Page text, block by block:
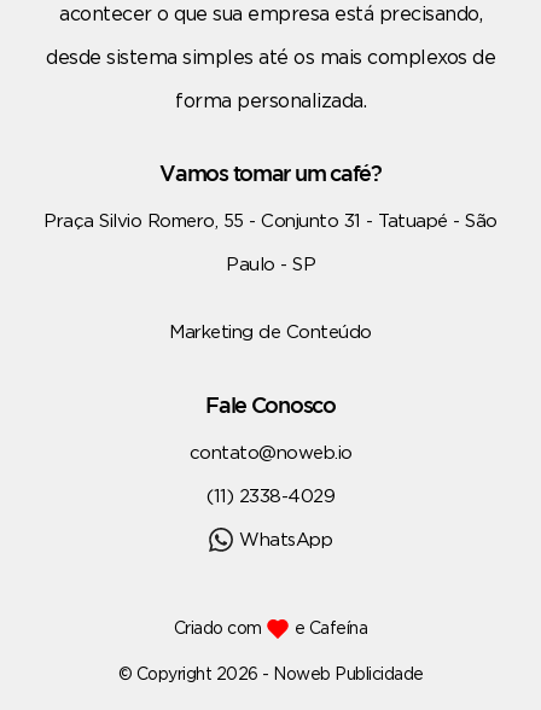
acontecer o que sua empresa está precisando,
desde sistema simples até os mais complexos de
forma personalizada.
Vamos tomar um café?
Praça Silvio Romero, 55 - Conjunto 31 - Tatuapé - São
Paulo - SP
Marketing de Conteúdo
Fale Conosco
contato@noweb.io
(11) 2338-4029
WhatsApp
Criado com e Cafeína
© Copyright 2026 - Noweb Publicidade